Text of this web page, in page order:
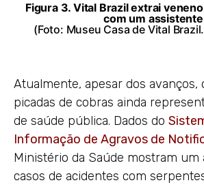
Figura 3. Vital Brazil extrai
com um assistente
(Foto: Museu Casa de Vital
Atualmente, apesar dos avanços,
picadas de cobras ainda
de saúde pública. Dados do
Informação de Agravos de
Ministério da Saúde mostram um
casos de acidentes com